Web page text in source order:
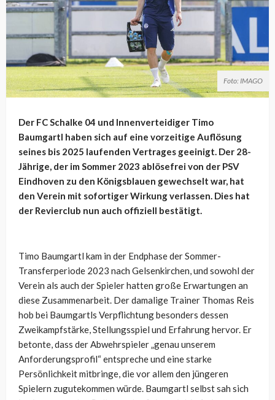
Foto: IMAGO
Der FC Schalke 04 und Innenverteidiger Timo
Baumgartl haben sich auf eine vorzeitige Auflösung
seines bis 2025 laufenden Vertrages geeinigt. Der 28-
Jährige, der im Sommer 2023 ablösefrei von der PSV
Eindhoven zu den Königsblauen gewechselt war, hat
den Verein mit sofortiger Wirkung verlassen. Dies hat
der Revierclub nun auch offiziell bestätigt.
Timo Baumgartl kam in der Endphase der Sommer-
Transferperiode 2023 nach Gelsenkirchen, und sowohl der
Verein als auch der Spieler hatten große Erwartungen an
diese Zusammenarbeit. Der damalige Trainer Thomas Reis
hob bei Baumgartls Verpflichtung besonders dessen
Zweikampfstärke, Stellungsspiel und Erfahrung hervor. Er
betonte, dass der Abwehrspieler „genau unserem
Anforderungsprofil“ entspreche und eine starke
Persönlichkeit mitbringe, die vor allem den jüngeren
Spielern zugutekommen würde. Baumgartl selbst sah sich